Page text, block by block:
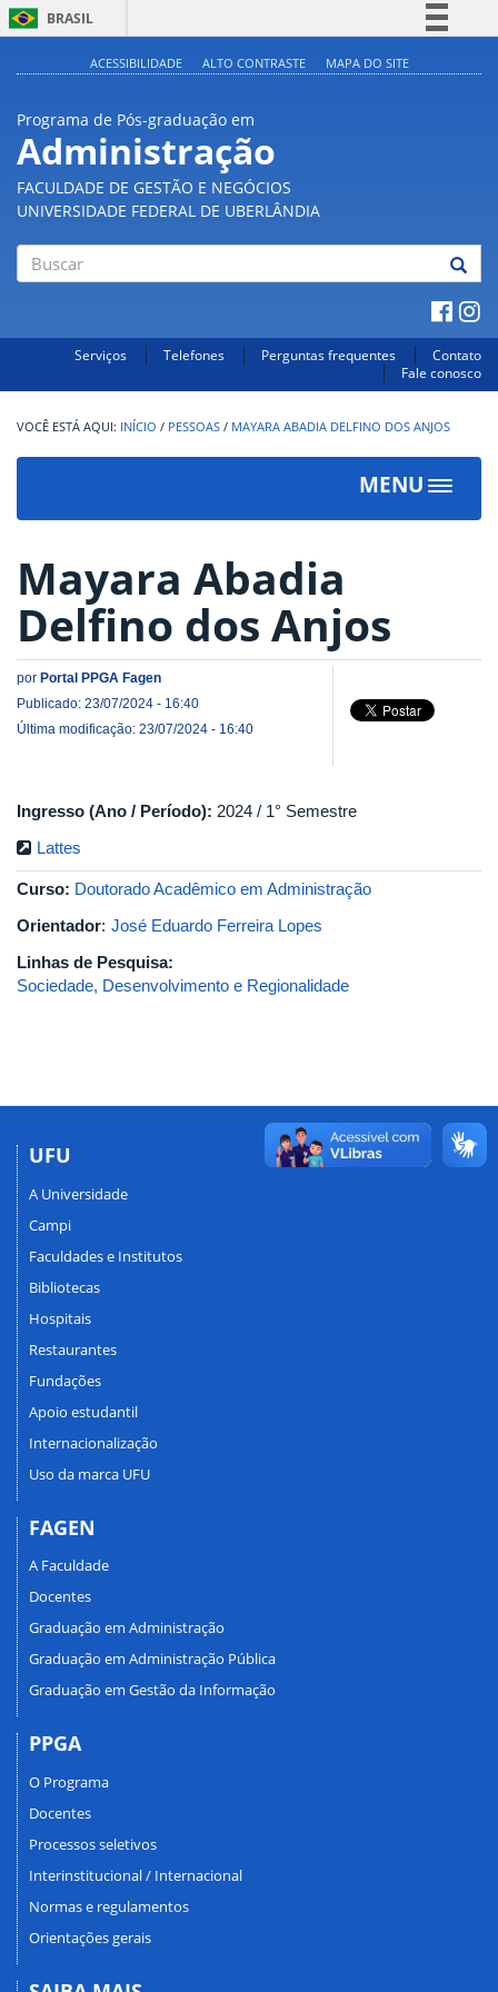
BRASIL
ACESSIBILIDADE ALTO CONTRASTE MAPA DO SITE
Programa de Pós-graduação em
Administração
FACULDADE DE GESTÃO E NEGÓCIOS
UNIVERSIDADE FEDERAL DE UBERLÂNDIA
Serviços Telefones Perguntas frequentes
Contato
Fale conosco
INÍCIO / PESSOAS / MAYARA ABADIA DELFINO DOS ANJOS
MENU
Toggle
Mayara Abadia
Delfino dos Anjos
por Portal PPGA Fagen
Publicado: 23/07/2024 - 16:40
Última modificação: 23/07/2024 - 16:40
Ingresso (Ano / Período): 2024 / 1° Semestre
Lattes
Curso: Doutorado Acadêmico em Administração
Orientador: José Eduardo Ferreira Lopes
Linhas de Pesquisa:
Sociedade, Desenvolvimento e Regionalidade
UFU
A Universidade
Campi
Faculdades e Institutos
Bibliotecas
Hospitais
Restaurantes
Fundações
Apoio estudantil
Internacionalização
Uso da marca UFU
FAGEN
A Faculdade
Docentes
Graduação em Administração
Graduação em Administração Pública
Graduação em Gestão da Informação
PPGA
O Programa
Docentes
Processos seletivos
Interinstitucional / Internacional
Normas e regulamentos
Orientações gerais